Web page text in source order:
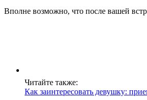
Вполне возможно, что после вашей
Читайте также:
Как заинтересовать девушку: